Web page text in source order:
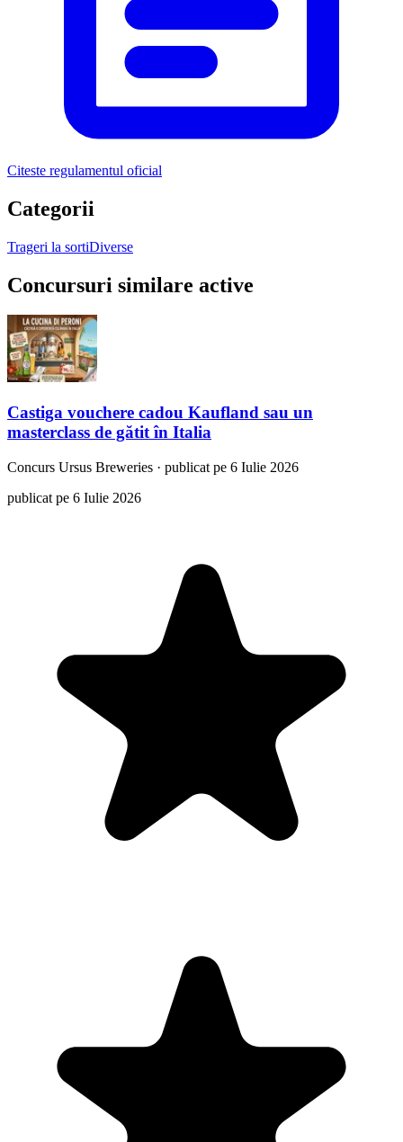
Citeste regulamentul oficial
Categorii
Trageri la sortiDiverse
Concursuri similare active
Castiga vouchere cadou Kaufland sau un
masterclass de gătit în Italia
Concurs Ursus Breweries · publicat pe 6 Iulie 2026
publicat pe 6 Iulie 2026